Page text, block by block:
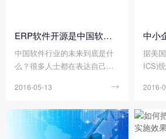
ERP软件开源是中国软件行业未来之路
中国软件行业的未来到底是什
么？很多人士都在表达自己的
也有人认为作嵌入式软件，也
2016-05-13 
据美
ICS)
国）
50%
购提
2016-